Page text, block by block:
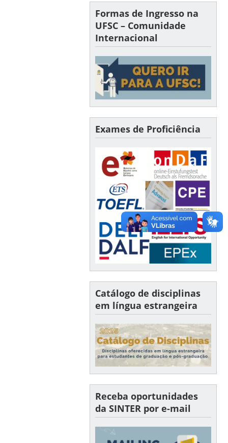
Formas de Ingresso na
UFSC – Comunidade
Internacional
Exames de Proficiência
Catálogo de disciplinas
em língua estrangeira
Receba oportunidades
da SINTER por e-mail